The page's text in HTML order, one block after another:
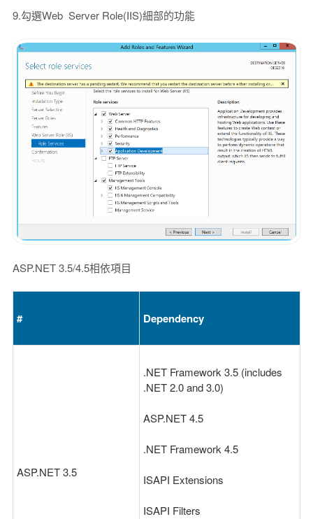
9.勾選Web Server Role(IIS)細部的功能
ASP.NET 3.5/4.5相依項目
# Dependency
ASP.NET 3.5
.NET Framework 3.5 (includes
.NET 2.0 and 3.0)
ASP.NET 4.5
.NET Framework 4.5
ISAPI Extensions
ISAPI Filters